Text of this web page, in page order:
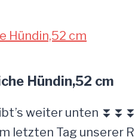
Hündin,52 cm
weiter unten
letzten Tag unserer